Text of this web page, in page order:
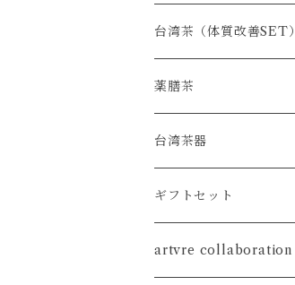
台湾茶（体質改善SET）
薬膳茶
台湾茶器
SET
茶壺
ギフトセット
artvre collaboration